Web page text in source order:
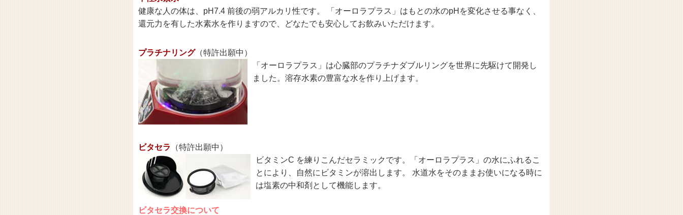
健康な人の体は、pH7.4 前後の弱アルカリ性です。 「オーロラプラス」はもとの水のpHを変化させる事なく、
還元力を有した水素水を作りますので、どなたでも安心してお飲みいただけます。
プラチナリング（特許出願中）
「オーロラプラス」は心臓部のプラチナダブルリングを世界に先駆けて開発し
ました。溶存水素の豊富な水を作り上げます。
ビタセラ
（特許出願中）
ビタミンC を練りこんだセラミックです。「オーロラプラス」の水にふれるこ
とにより、自然にビタミンが溶出します。 水道水をそのままお使いになる時に
は塩素の中和剤として機能します。
ビタセラ交換について